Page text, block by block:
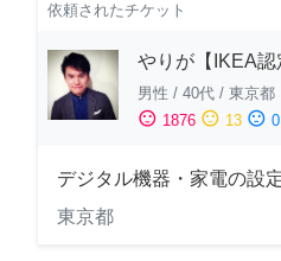
依頼されたチケット
やりが【IKEA認
男性 / 40代 / 東京都
sentiment_satisfied 1876 sentiment_neutral 13 sentiment_dissatisfied 0
デジタル機器・家電の設
東京都